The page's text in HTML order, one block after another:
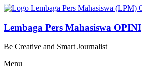
Lompat
konten
Lembaga Pers Mahasiswa OPINI
Be Creative and Smart Journalist
Menu